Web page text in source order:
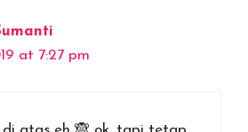
at 7:27 pm